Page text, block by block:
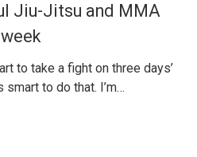
Jiu-Jitsu and MMA
to take a fight on three days’
smart to do that. I’m…